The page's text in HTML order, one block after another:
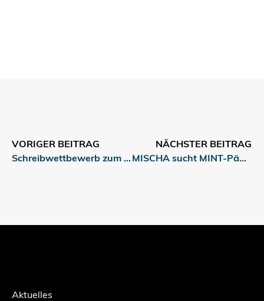
VORIGER BEITRAG
Schreibwettbewerb zum Thema Mobilität
NÄCHSTER BEITRAG
MISCHA sucht MINT-PädagogInnen
Aktuelles